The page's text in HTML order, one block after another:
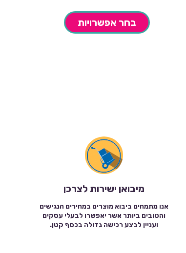
בחר אפשרויות
מיבואן ישירות לצרכן
אנו מתמחים ביבוא מוצרים במחירים הנגישים
והטובים ביותר אשר יאפשרו לבעלי עסקים
ועניין לבצע רכישה גדולה בכסף קטן.